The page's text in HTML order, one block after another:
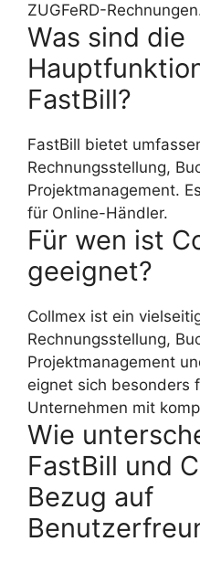
ZUGFeRD-
Was sind die
FastBill?
FastBill bietet
Rechnungsstellung,
Projektmanagement.
für Online-Händler.
Für wen ist
geeignet?
Collmex ist ein
Rechnungsstellung,
Projektmanagement
eignet sich besonders
Unternehmen mit
Wie
FastBill und
Bezug auf